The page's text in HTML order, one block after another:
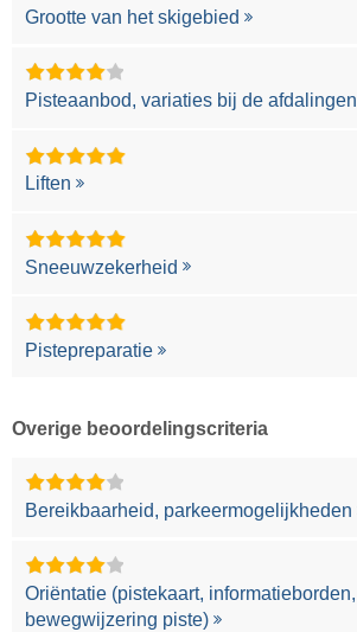
Grootte van het skigebied
Pisteaanbod, variaties bij de afdalingen
Liften
Sneeuwzekerheid
Pistepreparatie
Overige beoordelingscriteria
Bereikbaarheid, parkeermogelijkheden
Oriëntatie (pistekaart, informatieborden,
bewegwijzering piste)